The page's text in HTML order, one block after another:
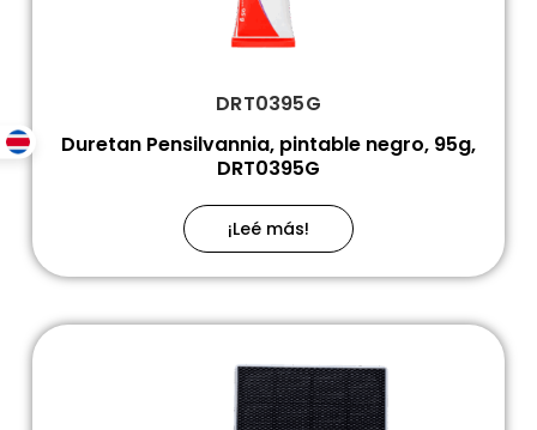
DRT0395G
Duretan Pensilvannia, pintable negro, 95g,
DRT0395G
¡Leé más!